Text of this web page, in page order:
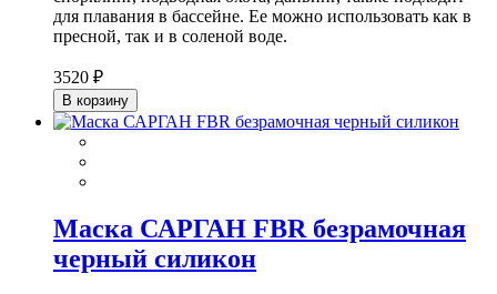
для плавания в бассейне. Ее можно использовать как в
пресной, так и в соленой воде.
3520 ₽
В корзину
Маска САРГАН FBR безрамочная
черный силикон